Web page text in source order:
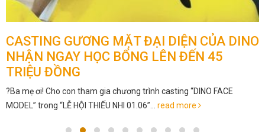
CASTING GƯƠNG MẶT ĐẠI DIỆN CỦA DINO
NHẬN NGAY HỌC BỔNG LÊN ĐẾN 45
TRIỆU ĐỒNG
?Ba mẹ ơi! Cho con tham gia chương trình casting “DINO FACE
MODEL” trong “LỄ HỘI THIẾU NHI 01.06”... read more